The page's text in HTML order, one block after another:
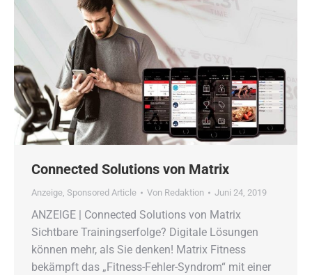
Connected Solutions von Matrix
Anzeige, Sponsored Article Von Redaktion Juni 24, 2019
ANZEIGE | Connected Solutions von Matrix
Sichtbare Trainingserfolge? Digitale Lösungen
können mehr, als Sie denken! Matrix Fitness
bekämpft das „Fitness-Fehler-Syndrom“ mit einer